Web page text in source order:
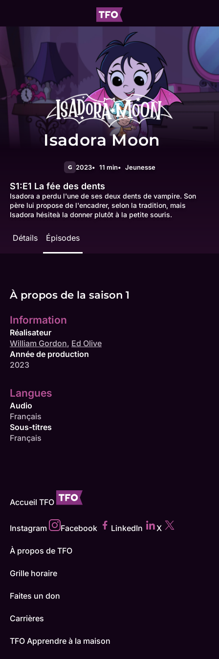
Isadora Moon
G 2023 11 min Jeunesse
S1:E1 La fée des dents
Isadora a perdu l'une de ses deux dents de vampire. Son
père lui propose de l'encadrer, selon la tradition, mais
Isadora hésiteà la donner plutôt à la petite souris.
Détails Épisodes
À propos de la saison 1
Information
Réalisateur
William Gordon, Ed Olive
Année de production
2023
Langues
Audio
Français
Sous-titres
Français
Accueil TFO
Instagram Facebook LinkedIn X
À propos de TFO
Grille horaire
Faites un don
Carrières
TFO Apprendre à la maison